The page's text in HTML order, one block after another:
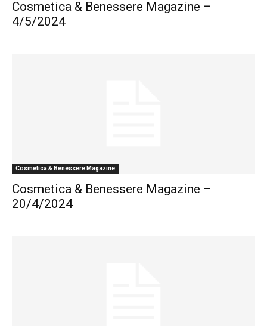
Cosmetica & Benessere Magazine –
4/5/2024
Cosmetica & Benessere Magazine
Cosmetica & Benessere Magazine –
20/4/2024